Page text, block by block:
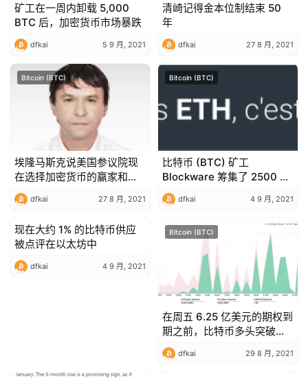
矿工在一周内卸载 5,000
BTC 后，加密货币市场暴跌
dfkai 5 9 月, 2021
清崎记得金本位制结束 50
年
dfkai 27 8 月, 2021
Bitcoin (BTC)
埃隆马斯克说美国参议院现
在选择加密货币的赢家和输
家是错误的
dfkai 27 8 月, 2021
Bitcoin (BTC)
比特币 (BTC) 矿工
Blockware 筹集了 2500 万
美元，使其哈希率增加了两
倍 dfkai 4 9 月, 2021
Bitcoin (BTC)
现在大约 1% 的比特币供应
被点评在以太坊中
dfkai 4 9 月, 2021
Bitcoin (BTC)
在周五 6.25 亿美元的期权到
期之前，比特币多头突破了
4 万美元的关口
dfkai 29 8 月, 2021